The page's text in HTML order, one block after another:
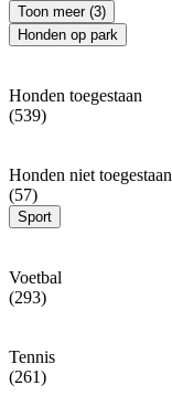
Toon meer (3)
Honden op park
Honden toegestaan
(539)
Honden niet toegestaan
(57)
Sport
Voetbal
(293)
Tennis
(261)